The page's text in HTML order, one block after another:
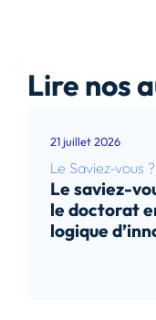
Lire nos
21 juillet 2026
Le Saviez-vous ?
Le saviez-
le doctorat
logique